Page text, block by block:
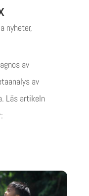
nyheter,
av
av
Läs artikeln